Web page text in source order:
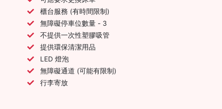
櫃台服務 (有時間限制)
無障礙停車位數量 - 3
不提供一次性塑膠吸管
提供環保清潔用品
LED 燈泡
無障礙通道 (可能有限制)
行李寄放